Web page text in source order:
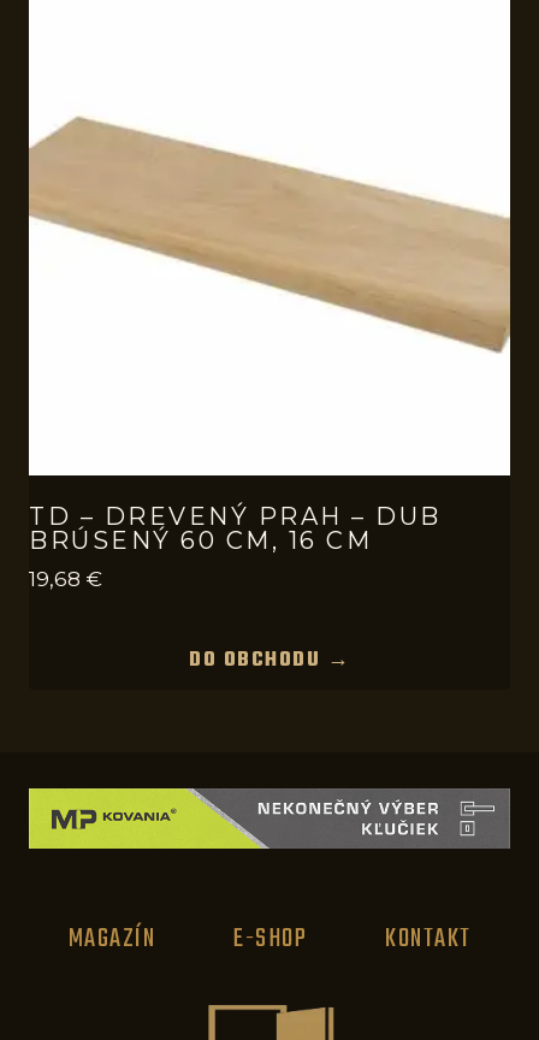
TD – DREVENÝ PRAH – DUB
BRÚSENÝ 60 CM, 16 CM
19,68 €
DO OBCHODU →
MAGAZÍN E-SHOP KONTAKT